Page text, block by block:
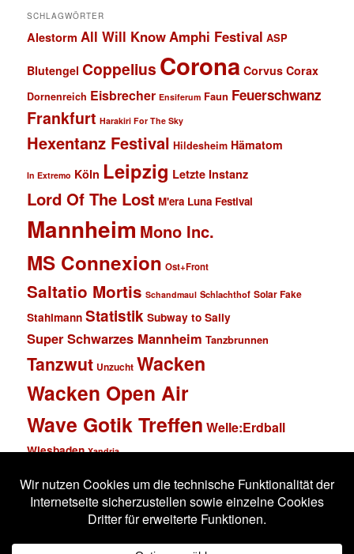
SCHLAGWÖRTER
Alestorm All Will KnowAmphi Festival ASP
Blutengel Coppelius Corona Corvus Corax
Dornenreich Eisbrecher Ensiferum Faun Feuerschwanz
Frankfurt Harakiri For The Sky
Hexentanz Festival Hildesheim Hämatom
In Extremo Köln Leipzig Letzte Instanz
Lord Of The Lost M'era Luna Festival
Mannheim Mono Inc.
MS Connexion Ost+Front
Saltatio Mortis Schandmaul Schlachthof Solar Fake
Stahlmann Statistik Subway to Sally
Super Schwarzes Mannheim Tanzbrunnen
Tanzwut Unzucht Wacken
Wacken Open Air
Wave Gotik Treffen Welle:Erdball
Wiesbaden Xandria
Impressum